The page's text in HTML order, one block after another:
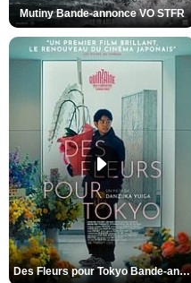
Mutiny Bande-annonce VO STFR
Des Fleurs pour Tokyo Bande-annonce VO STFR